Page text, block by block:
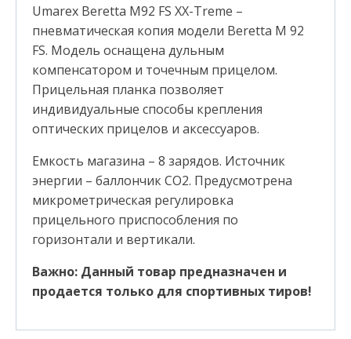
Umarex Beretta M92 FS XX-Treme –
пневматическая копия модели Beretta M 92
FS. Модель оснащена дульным
компенсатором и точечным прицелом.
Прицельная планка позволяет
индивидуальные способы крепления
оптических прицелов и аксессуаров.
Емкость магазина – 8 зарядов. Источник
энергии – баллончик СО2. Предусмотрена
микрометрическая регулировка
прицельного приспособления по
горизонтали и вертикали.
Важно: Данный товар предназначен и
продается только для спортивных тиров!